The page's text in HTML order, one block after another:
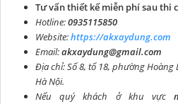
Tư vấn thiết kế miễn phí sau thi
Hotline:0935115850
Website:https://akxaydung.com
Email:akxaydung@gmail.com
Địa chỉ: Số 8, tổ 18, phường
Hà Nội.
Nếu quý khách ở khu vực